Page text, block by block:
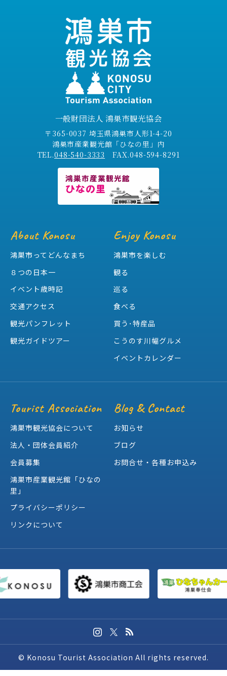
一般財団法人 鴻巣市観光協会
〒365-0037 埼玉県鴻巣市人形1-4-20
鴻巣市産業観光館「ひなの里」内
TEL.048-540-3333 FAX.048-594-8291
About Konosu
鴻巣市ってどんなまち
８つの日本一
イベント歳時記
交通アクセス
観光パンフレット
観光ガイドツアー
Enjoy Konosu
鴻巣市を楽しむ
観る
巡る
食べる
買う･特産品
こうのす川幅グルメ
イベントカレンダー
Tourist Association
鴻巣市観光協会について
法人・団体会員紹介
会員募集
鴻巣市産業観光館「ひなの
里」
プライバシーポリシー
リンクについて
Blog & Contact
お知らせ
ブログ
お問合せ・各種お申込み
© Konosu Tourist Association All rights reserved.